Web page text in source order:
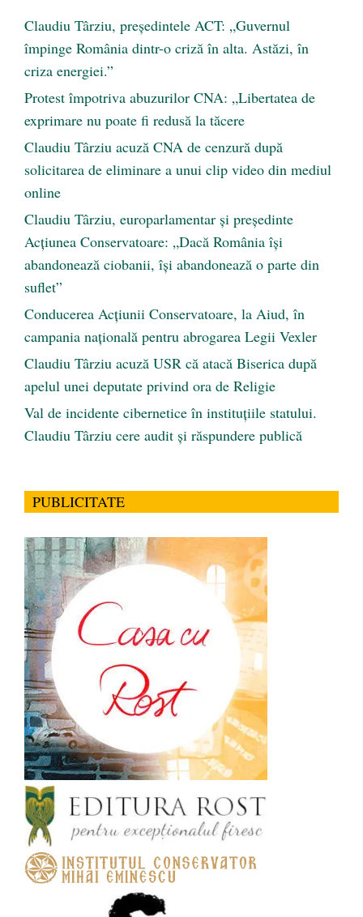
Claudiu Târziu, președintele ACT: „Guvernul
împinge România dintr-o criză în alta. Astăzi, în
criza energiei.”
Protest împotriva abuzurilor CNA: „Libertatea de
exprimare nu poate fi redusă la tăcere
Claudiu Târziu acuză CNA de cenzură după
solicitarea de eliminare a unui clip video din mediul
online
Claudiu Târziu, europarlamentar și președinte
Acțiunea Conservatoare: „Dacă România își
abandonează ciobanii, își abandonează o parte din
suflet”
Conducerea Acțiunii Conservatoare, la Aiud, în
campania națională pentru abrogarea Legii Vexler
Claudiu Târziu acuză USR că atacă Biserica după
apelul unei deputate privind ora de Religie
Val de incidente cibernetice în instituțiile statului.
Claudiu Târziu cere audit și răspundere publică
PUBLICITATE